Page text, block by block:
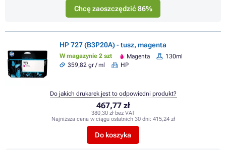
Chcę zaoszczędzić 86%
HP 727 (B3P20A) - tusz, magenta
W magazynie 2 szt Magenta
130ml
359,82 gr / ml
HP
467,77 zł
380,30 zł bez VAT
Najniższa cena w ciągu ostatnich 30 dni: 415,24 zł
Do koszyka
Do jakich drukarek jest to odpowiedni produkt?